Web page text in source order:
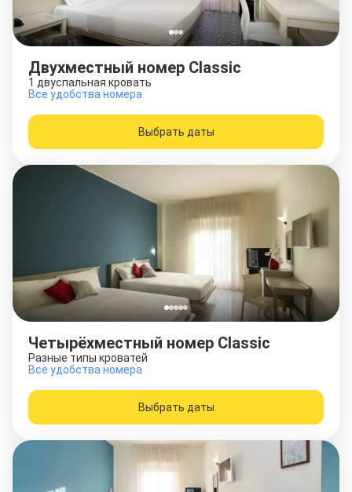
Двухместный номер Classic
1 двуспальная кровать
Все удобства номера
Выбрать даты
Четырёхместный номер Classic
Разные типы кроватей
Все удобства номера
Выбрать даты